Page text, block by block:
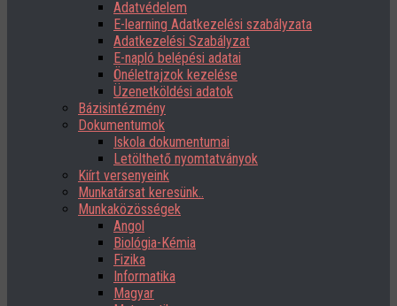
Adatvédelem
E-learning Adatkezelési szabályzata
Adatkezelési Szabályzat
E-napló belépési adatai
Önéletrajzok kezelése
Üzenetköldési adatok
Bázisintézmény
Dokumentumok
Iskola dokumentumai
Letölthető nyomtatványok
Kiírt versenyeink
Munkatársat keresünk..
Munkaközösségek
Angol
Biológia-Kémia
Fizika
Informatika
Magyar